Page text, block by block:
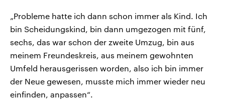
„Probleme hatte ich dann schon immer als Kind. Ich
bin Scheidungskind, bin dann umgezogen mit fünf,
sechs, das war schon der zweite Umzug, bin aus
meinem Freundeskreis, aus meinem gewohnten
Umfeld herausgerissen worden, also ich bin immer
der Neue gewesen, musste mich immer wieder neu
einfinden, anpassen“.